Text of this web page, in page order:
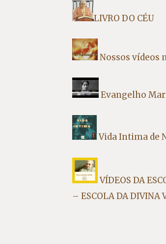
LIVRO DO CÉU
Nossos vídeos
Evangelho
Vida Intima de
VÍDEOS DA
– ESCOLA DA DIVINA